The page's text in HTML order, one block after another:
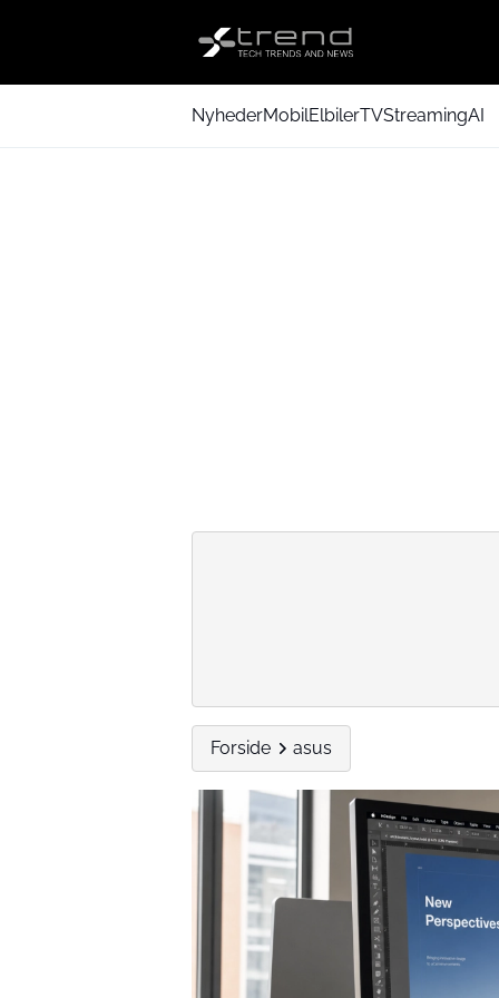
NyhederMobilElbilerTVStreamingAI
Forside asus